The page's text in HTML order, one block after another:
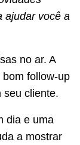
ajudar você a
no ar. A
follow-up
seu cliente.
dia e uma
a mostrar